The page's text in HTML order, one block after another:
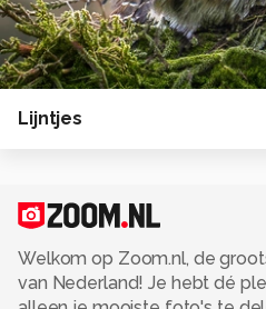
Lijntjes
Welkom op Zoom.nl, de
van Nederland! Je hebt dé